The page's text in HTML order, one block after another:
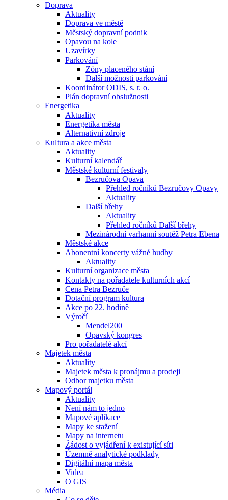
Doprava
Aktuality
Doprava ve městě
Městský dopravní podnik
Opavou na kole
Uzavírky
Parkování
Zóny placeného stání
Další možnosti parkování
Koordinátor ODIS, s. r. o.
Plán dopravní obslužnosti
Energetika
Aktuality
Energetika města
Alternativní zdroje
Kultura a akce města
Aktuality
Kulturní kalendář
Městské kulturní festivaly
Bezručova Opava
Přehled ročníků Bezručovy Opavy
Aktuality
Další břehy
Aktuality
Přehled ročníků Další břehy
Mezinárodní varhanní soutěž Petra Ebena
Městské akce
Abonentní koncerty vážné hudby
Aktuality
Kulturní organizace města
Kontakty na pořadatele kulturních akcí
Cena Petra Bezruče
Dotační program kultura
Akce po 22. hodině
Výročí
Mendel200
Opavský kongres
Pro pořadatelé akcí
Majetek města
Aktuality
Majetek města k pronájmu a prodeji
Odbor majetku města
Mapový portál
Aktuality
Není nám to jedno
Mapové aplikace
Mapy ke stažení
Mapy na internetu
Žádost o vyjádření k existující síti
Územně analytické podklady
Digitální mapa města
Videa
O GIS
Média